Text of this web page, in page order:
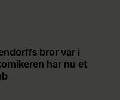
bror var i
har nu et